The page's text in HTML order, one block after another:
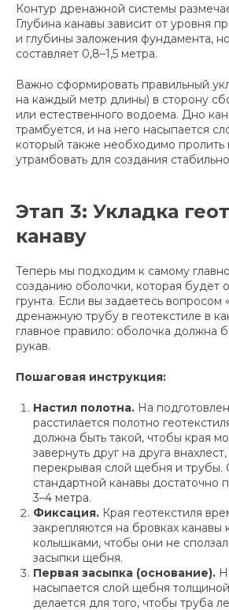
Контур дренажной системы
Глубина канавы зависит от уровня
и глубины заложения фундамента,
составляет 0,8–1,5 метра.
Важно сформировать правильный
на каждый метр длины) в сторону
или естественного водоема. Дно
трамбуется, и на него насыпается
который также необходимо пролить
утрамбовать для создания
Этап 3: Укладка
канаву
Теперь мы подходим к самому
созданию оболочки, которая будет
грунта. Если вы задаетесь вопросом
дренажную трубу в геотекстиле в
главное правило: оболочка должна
рукав.
Пошаговая инструкция:
Настил полотна. На
расстилается полотно
должна быть такой, чтобы края
завернуть друг на друга
перекрывая слой щебня и трубы.
стандартной канавы достаточно
3–4 метра.
Фиксация. Края геотекстиля
закрепляются на бровках канавы
колышками, чтобы они не
засыпки щебня.
Первая засыпка (основание).
насыпается слой щебня толщиной
делается для того, чтобы труба